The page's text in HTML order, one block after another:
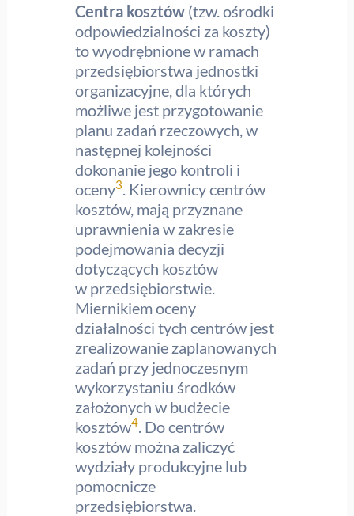
Centra kosztów (tzw. ośrodki
odpowiedzialności za koszty)
to wyodrębnione w ramach
przedsiębiorstwa jednostki
organizacyjne, dla których
możliwe jest przygotowanie
planu zadań rzeczowych, w
następnej kolejności
dokonanie jego kontroli i
oceny3
. Kierownicy centrów
kosztów, mają przyznane
uprawnienia w zakresie
podejmowania decyzji
dotyczących kosztów
w przedsiębiorstwie.
Miernikiem oceny
działalności tych centrów jest
zrealizowanie zaplanowanych
zadań przy jednoczesnym
wykorzystaniu środków
założonych w budżecie
kosztów4 . Do centrów
kosztów można zaliczyć
wydziały produkcyjne lub
pomocnicze
przedsiębiorstwa.